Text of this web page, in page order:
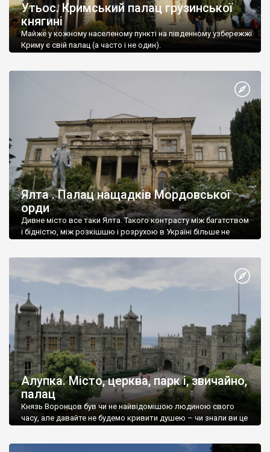
Утьос. Кримський палац грузинської
княгині
Майже у кожному населеному пункті на південному узбережжі
Криму є свій палац (а часто і не один).
Ялта . Палац нащадків Мордовської
орди
Дивне місто все таки Ялта. Такого контрасту між багатством
і бідністю, між розкішшю і розрухою в Україні більше не
Алупка. Місто, церква, парк і, звичайно,
палац
Князь Воронцов був чи не найвідомішою людиною свого
часу, але давайте не будемо кривити душею – чи знали ви це